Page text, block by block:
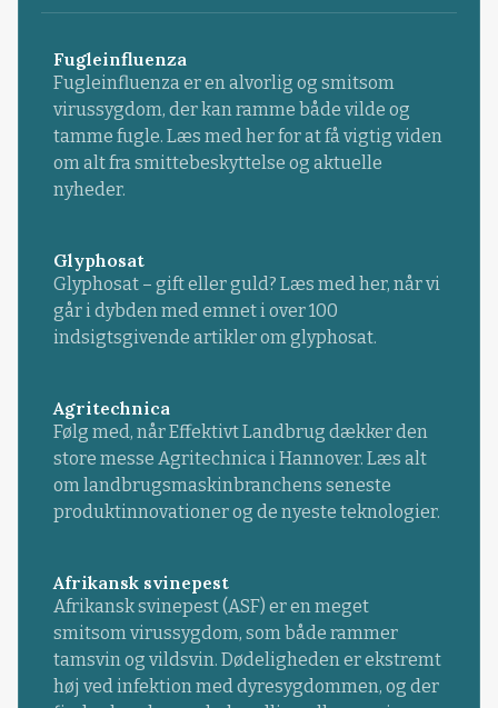
Fugleinfluenza
Fugleinfluenza er en alvorlig og smitsom
virussygdom, der kan ramme både vilde og
tamme fugle. Læs med her for at få vigtig viden
om alt fra smittebeskyttelse og aktuelle
nyheder.
Glyphosat
Glyphosat – gift eller guld? Læs med her, når vi
går i dybden med emnet i over 100
indsigtsgivende artikler om glyphosat.
Agritechnica
Følg med, når Effektivt Landbrug dækker den
store messe Agritechnica i Hannover. Læs alt
om landbrugsmaskinbranchens seneste
produktinnovationer og de nyeste teknologier.
Afrikansk svinepest
Afrikansk svinepest (ASF) er en meget
smitsom virussygdom, som både rammer
tamsvin og vildsvin. Dødeligheden er ekstremt
høj ved infektion med dyresygdommen, og der